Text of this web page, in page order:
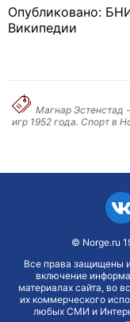
Опубликовано:
Википедии
Магнар Эстенстад
игр 1952 года. Спорт в
© Norge.ru
Все права защищены
включение
материалах сайта, во
их коммерческого
любых СМИ и